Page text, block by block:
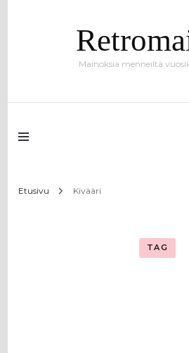
Mainoksia menneiltä
Etusivu Kivääri
TAG